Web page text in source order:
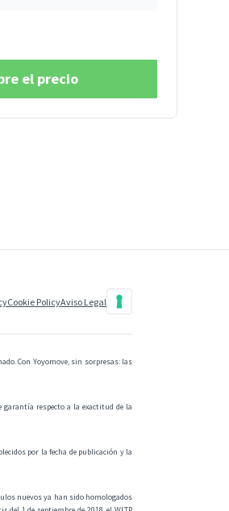
el precio
Cookie PolicyAviso Legal
Con Yoyomove, sin sorpresas: las
garantía respecto a la exactitud de la
por la fecha de publicación y la
nuevos ya han sido homologados